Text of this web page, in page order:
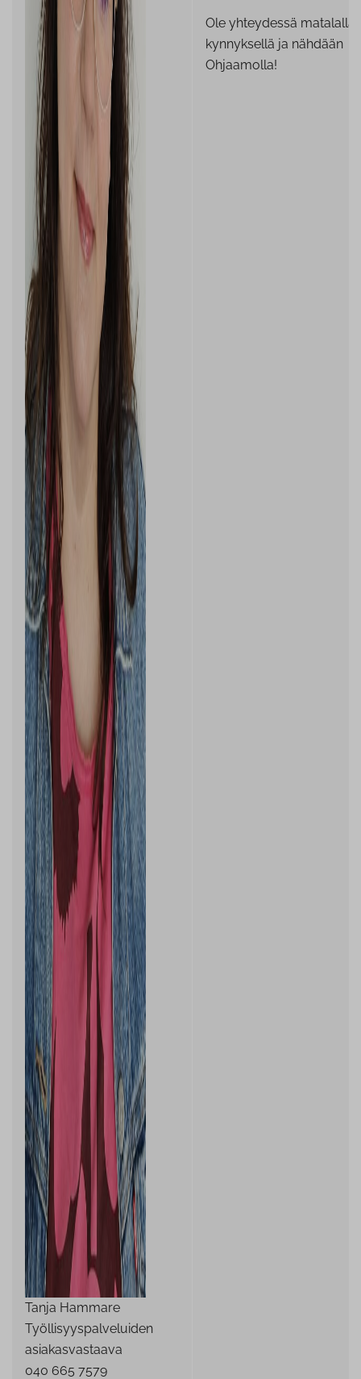
Tanja Hammare
Työllisyyspalveluiden
asiakasvastaava
040 665 7579
Ole yhteydessä matalalla
kynnyksellä ja nähdään
Ohjaamolla!